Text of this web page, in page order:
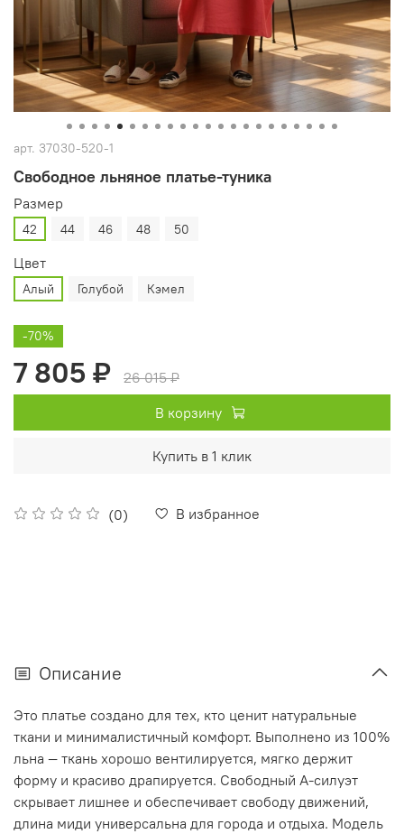
арт. 37030-520-1
Свободное льняное платье‑туника
(0) В избранное
Размер
42 44 46 48 50
Цвет
Алый Голубой Кэмел
-70%
7 805 ₽
26 015 ₽
В корзину
Купить в 1 клик
Описание
Это платье создано для тех, кто ценит натуральные
ткани и минималистичный комфорт. Выполнено из 100%
льна — ткань хорошо вентилируется, мягко держит
форму и красиво драпируется. Свободный A‑силуэт
скрывает лишнее и обеспечивает свободу движений,
длина миди универсальна для города и отдыха. Модель